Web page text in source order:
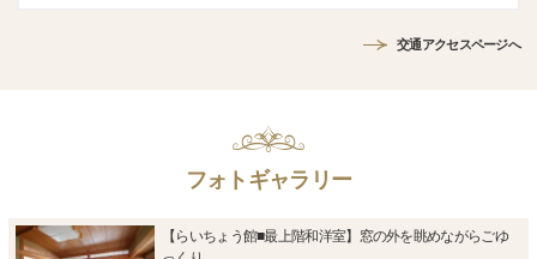
交通アクセスページへ
フォトギャラリー
【らいちょう館■最上階和洋室】窓の外を眺めながらごゆ